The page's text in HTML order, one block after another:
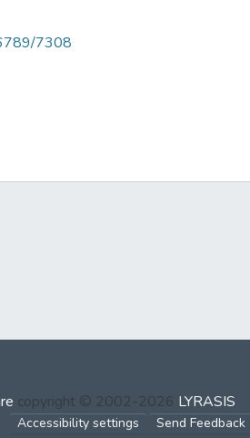
7308
copyright © 2002-2026 LYRASIS
Accessibility settings Send Feedback